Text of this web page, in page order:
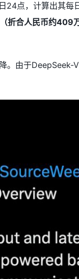
24点，计算出其每
折合人民币约409万
。由于DeepSeek-